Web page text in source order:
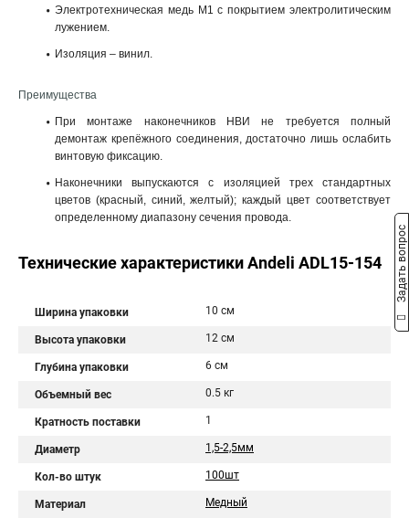
Электротехническая медь M1 с покрытием электролитическим
лужением.
Изоляция – винил.
Преимущества
При монтаже наконечников НВИ не требуется полный
демонтаж крепёжного соединения, достаточно лишь ослабить
винтовую фиксацию.
Наконечники выпускаются с изоляцией трех стандартных
цветов (красный, синий, желтый); каждый цвет соответствует
определенному диапазону сечения провода.
Технические характеристики Andeli ADL15-154
Ширина упаковки 10 см
Высота упаковки 12 см
Глубина упаковки 6 см
Объемный вес 0.5 кг
Кратность поставки 1
Диаметр 1,5-2,5мм
Кол-во штук 100шт
Материал Медный
Задать вопрос